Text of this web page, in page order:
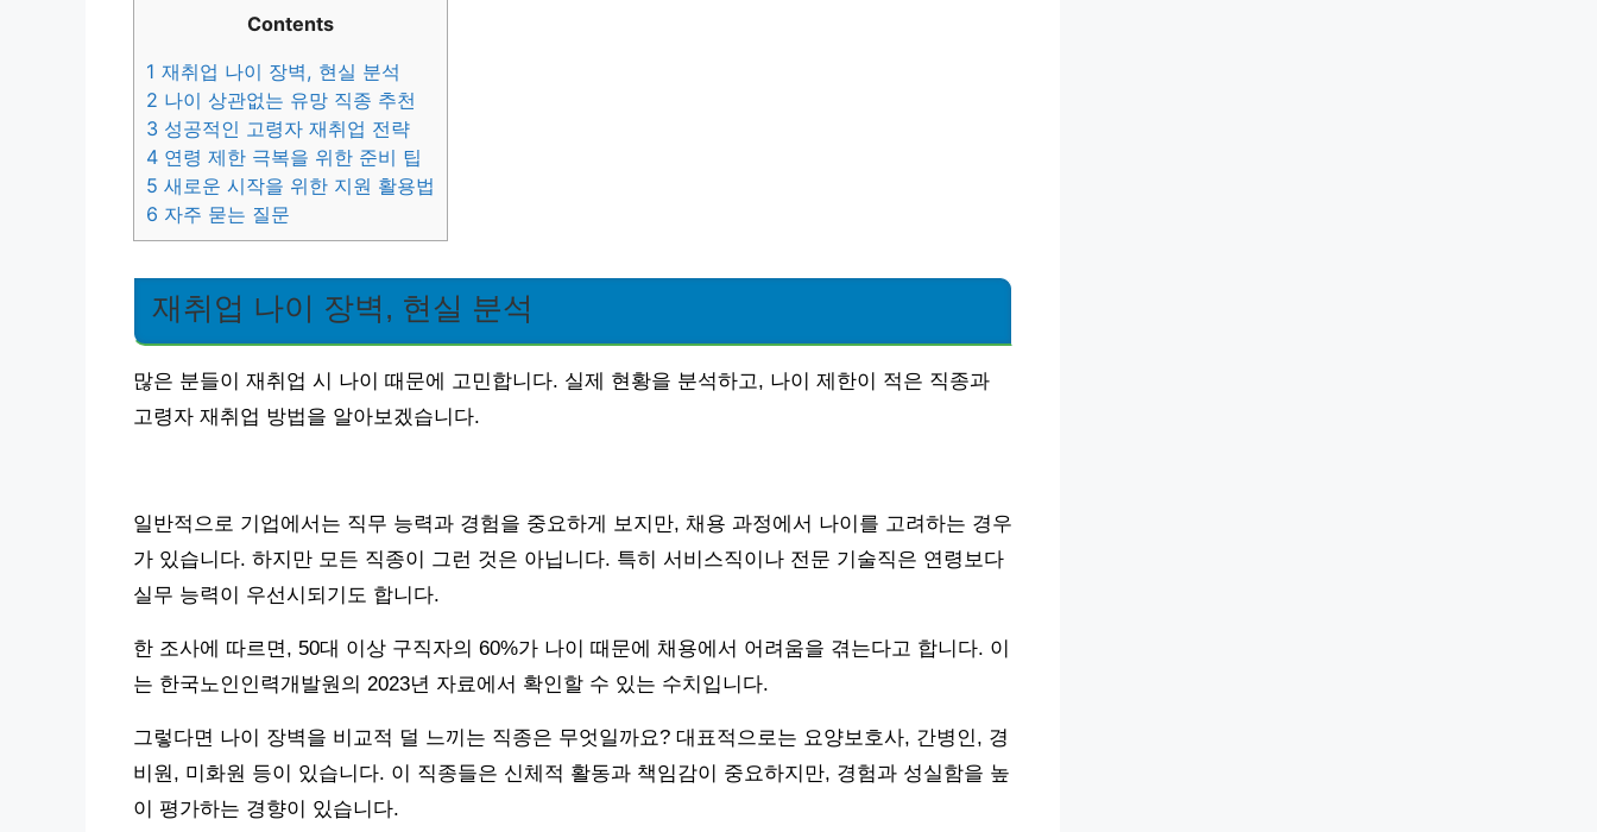
Contents
1 재취업 나이 장벽, 현실 분석
2 나이 상관없는 유망 직종 추천
3 성공적인 고령자 재취업 전략
4 연령 제한 극복을 위한 준비 팁
5 새로운 시작을 위한 지원 활용법
6 자주 묻는 질문
재취업 나이 장벽, 현실 분석
많은 분들이 재취업 시 나이 때문에 고민합니다. 실제 현황을 분석하고, 나이 제한이 적은 직종과
고령자 재취업 방법을 알아보겠습니다.
일반적으로 기업에서는 직무 능력과 경험을 중요하게 보지만, 채용 과정에서 나이를 고려하는 경우
가 있습니다. 하지만 모든 직종이 그런 것은 아닙니다. 특히 서비스직이나 전문 기술직은 연령보다
실무 능력이 우선시되기도 합니다.
한 조사에 따르면, 50대 이상 구직자의 60%가 나이 때문에 채용에서 어려움을 겪는다고 합니다. 이
는 한국노인인력개발원의 2023년 자료에서 확인할 수 있는 수치입니다.
그렇다면 나이 장벽을 비교적 덜 느끼는 직종은 무엇일까요? 대표적으로는 요양보호사, 간병인, 경
비원, 미화원 등이 있습니다. 이 직종들은 신체적 활동과 책임감이 중요하지만, 경험과 성실함을 높
이 평가하는 경향이 있습니다.